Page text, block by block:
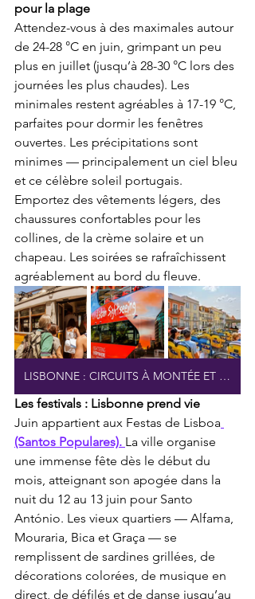
pour la plage
Attendez-vous à des maximales autour
de 24-28 °C en juin, grimpant un peu
plus en juillet (jusqu’à 28-30 °C lors des
journées les plus chaudes). Les
minimales restent agréables à 17-19 °C,
parfaites pour dormir les fenêtres
ouvertes. Les précipitations sont
minimes — principalement un ciel bleu
et ce célèbre soleil portugais.
Emportez des vêtements légers, des
chaussures confortables pour les
collines, de la crème solaire et un
chapeau. Les soirées se rafraîchissent
agréablement au bord du fleuve.
LISBONNE : CIRCUITS À MONTÉE ET DESCENTE LIMITÉES
Les festivals : Lisbonne prend vie
Juin appartient aux Festas de Lisboa
(Santos Populares). La ville organise
une immense fête dès le début du
mois, atteignant son apogée dans la
nuit du 12 au 13 juin pour Santo
António. Les vieux quartiers — Alfama,
Mouraria, Bica et Graça — se
remplissent de sardines grillées, de
décorations colorées, de musique en
direct, de défilés et de danse jusqu’au